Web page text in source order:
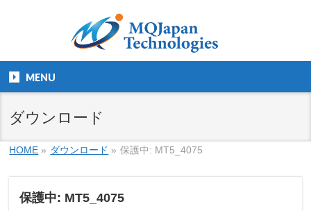
MENU
ダウンロード
HOME » ダウンロード » 保護中: MT5_4075
保護中: MT5_4075